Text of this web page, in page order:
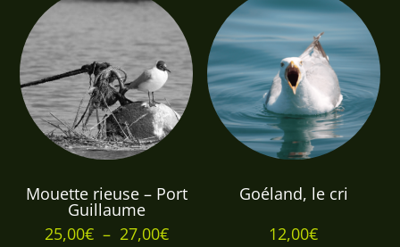
Mouette rieuse – Port
Guillaume
25,00€ – 27,00€Plage
Goéland, le cri
12,00€